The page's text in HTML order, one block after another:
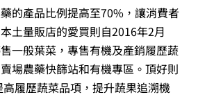
的產品比例提高至70%，讓消費者
土量販店的愛買則自2016年2月
一般葉菜，專售有機及產銷履歷蔬
場農藥快篩站和有機專區。頂好則
履歷蔬菜品項，提升蔬果追溯機